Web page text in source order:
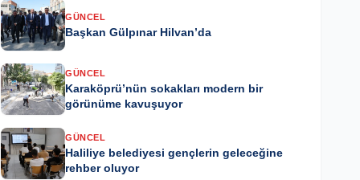
GÜNCEL
Başkan Gülpınar Hilvan’da
GÜNCEL
Karaköprü’nün sokakları modern bir
görünüme kavuşuyor
GÜNCEL
Haliliye belediyesi gençlerin geleceğine
rehber oluyor